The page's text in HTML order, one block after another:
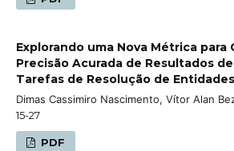
Explorando uma Nova Métrica para
Precisão Acurada de Resultados
Tarefas de Resolução de Entidades
Dimas Cassimiro Nascimento, Vítor Alan
15-27
PDF